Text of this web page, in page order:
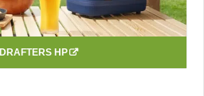
DRAFTERS HP